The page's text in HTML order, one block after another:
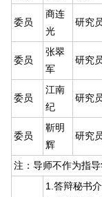
委员
商连
光
研究
委员
张翠
军
研究
委员
江南
纪
研究
委员
靳明
辉
研究
注：导师不作为指
1.答辩秘书